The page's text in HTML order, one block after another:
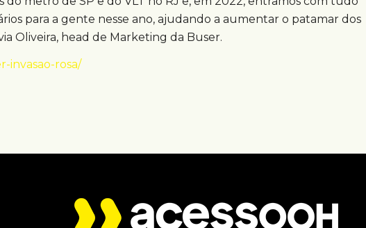
para a gente nesse ano, ajudando a aumentar o patamar dos
Oliveira, head de Marketing da Buser.
invasao-rosa/